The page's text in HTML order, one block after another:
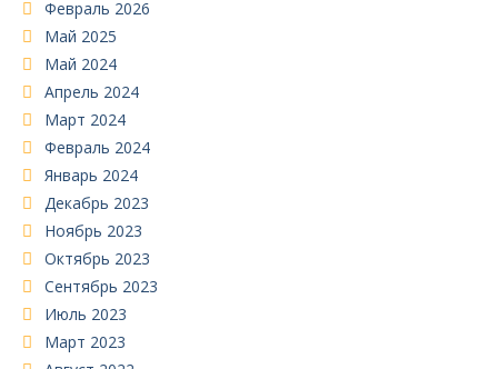
Февраль 2026
Май 2025
Май 2024
Апрель 2024
Март 2024
Февраль 2024
Январь 2024
Декабрь 2023
Ноябрь 2023
Октябрь 2023
Сентябрь 2023
Июль 2023
Март 2023